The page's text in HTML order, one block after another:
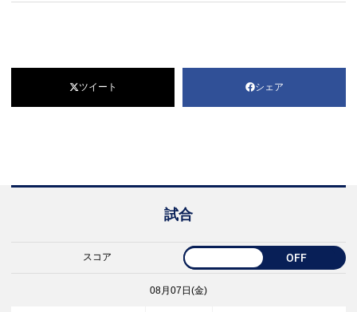
ツイート シェア
試合
スコア OFF
08月07日(金)